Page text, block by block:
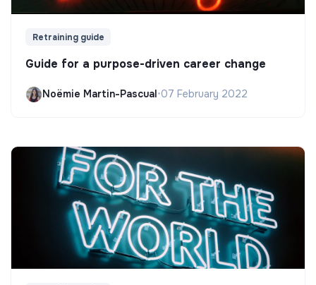
Retraining guide
Guide for a purpose-driven career change
Noëmie Martin-Pascual•07 February 2022